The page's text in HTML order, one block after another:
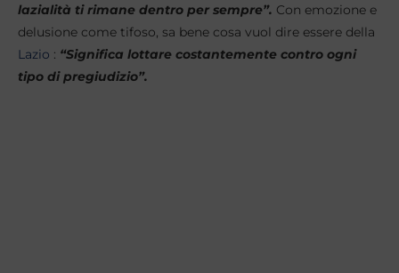
lazialità ti rimane dentro per sempre”. Con emozione e
delusione come tifoso, sa bene cosa vuol dire essere della
Lazio : “Significa lottare costantemente contro ogni
tipo di pregiudizio”.